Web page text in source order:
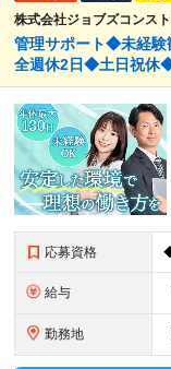
株式会社ジョブズコンス
管理サポート◆未経
全週休2日◆土日祝休
応募資格
給与
勤務地